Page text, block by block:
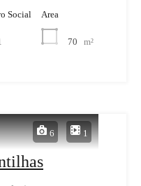
Social Area
70 m²
6 1